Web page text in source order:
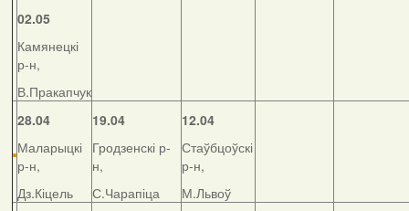
02.05
Камянецкі
р-н,
В.Пракапчук
28.04
Маларыцкі
р-н,
Дз.Кіцель
19.04
Гродзенскі р-
н,
С.Чарапіца
12.04
Стаўбцоўскі
р-н,
М.Львоў